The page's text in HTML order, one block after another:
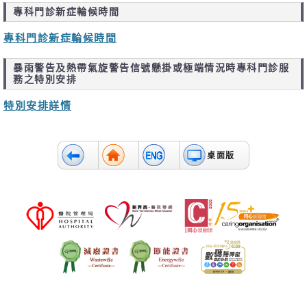
專科門診新症輪候時間
專科門診新症輪候時間
暴雨警告及熱帶氣旋警告信號懸掛或極端情況時專科門診服
務之特別安排
特別安排詳情
桌面版